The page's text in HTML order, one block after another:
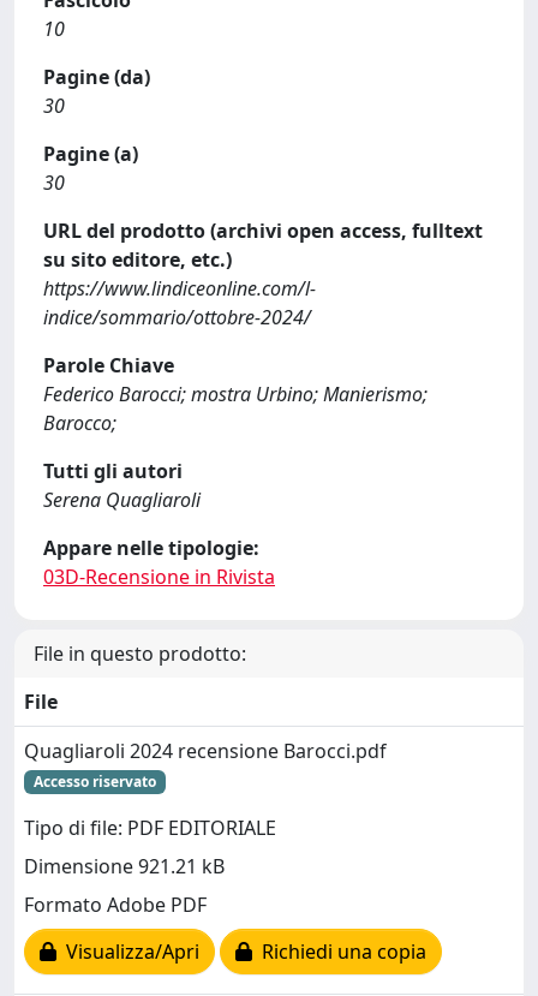
10
Pagine (da)
30
Pagine (a)
30
URL del prodotto (archivi open access, fulltext
su sito editore, etc.)
https://www.lindiceonline.com/l-
indice/sommario/ottobre-2024/
Parole Chiave
Federico Barocci; mostra Urbino; Manierismo;
Barocco;
Tutti gli autori
Serena Quagliaroli
Appare nelle tipologie:
03D-Recensione in Rivista
File in questo prodotto:
File
Quagliaroli 2024 recensione Barocci.pdf
Accesso riservato
Tipo di file: PDF EDITORIALE
Dimensione 921.21 kB
Formato Adobe PDF
Visualizza/Apri
Richiedi una copia